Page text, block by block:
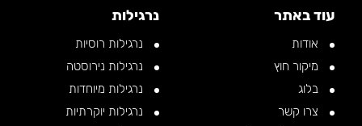
עוד באתר
אודות
מיקור חוץ
בלוג
צרו קשר
נרגילות
נרגילות רוסיות
נרגילות נירוסטה
נרגילות מיוחדות
נרגילות יוקרתיות